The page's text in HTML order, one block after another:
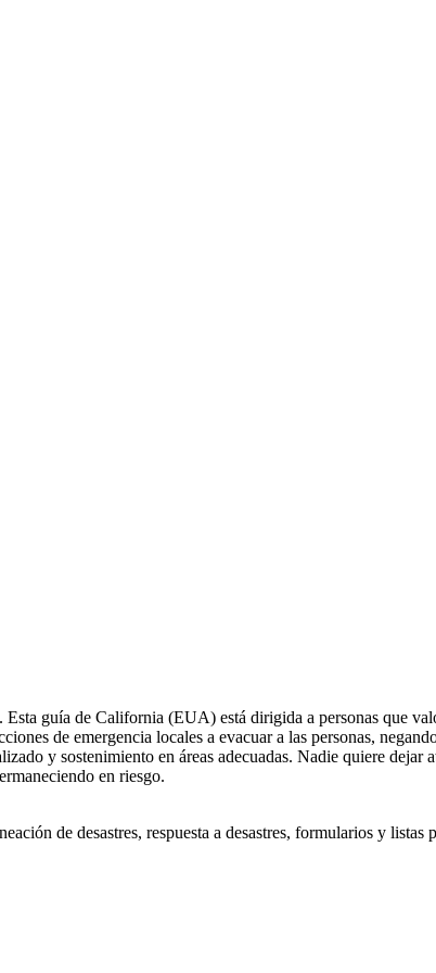
guía de California (EUA) está dirigida a personas que
de emergencia locales a evacuar a las personas,
y sostenimiento en áreas adecuadas. Nadie quiere dejar
en riesgo.
de desastres, respuesta a desastres, formularios y listas